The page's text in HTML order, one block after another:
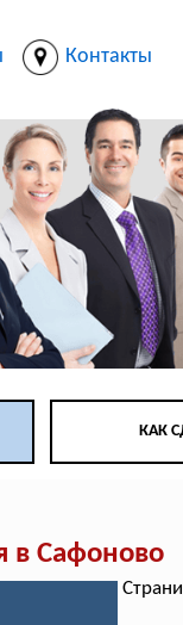
Контакты
КАК
в Сафоново